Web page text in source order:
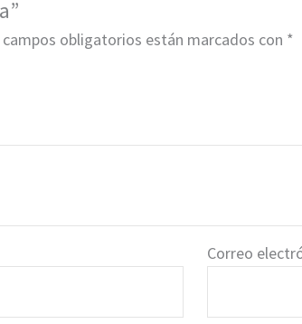
campos obligatorios están marcados con *
Correo